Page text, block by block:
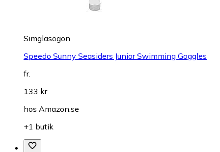
Simglasögon
Speedo Sunny Seasiders Junior Swimming Goggles
fr.
133 kr
hos Amazon.se
+1 butik